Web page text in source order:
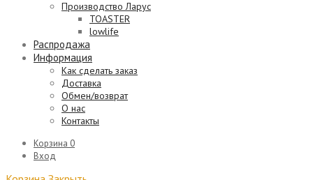
Производство Ларус
TOASTER
lowlife
Распродажа
Информация
Как сделать заказ
Доставка
Обмен/возврат
О нас
Контакты
Корзина 0
Вход